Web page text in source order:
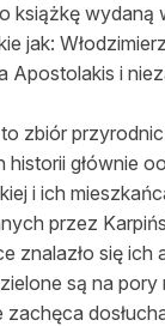
książkę wydaną
jak:
Apostolakis i
zbiór
historii głównie
i ich
przez
znalazło się ich
są na pory